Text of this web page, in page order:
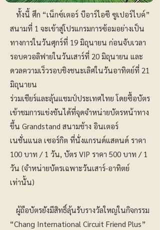
ทั้งนี้ ศึก “เน็กซ์เตอร์ บีอาร์ไอซี ซูเปอร์ไบค์”
สนามที่ 1 จะเข้าสู่โปรแกรมการซ้อมอย่างเป็น
ทางการในวันศุกร์ที่ 19 มิถุนายน ก่อนจับเวลา
รอบควอลิฟายในวันเสาร์ที่ 20 มิถุนายน และ
ดวลความเร็วรอบชิงชนะเลิศในวันอาทิตย์ที่ 21
มิถุนายน
ร่วมเชียร์และลุ้นแชมป์ประเทศไทย โดยซื้อบัตร
เข้าชมการแข่งขันได้ที่จุดจำหน่ายบัตรหน้าทาง
ขึ้น Grandstand สนามช้าง อินเตอร์
เนชั่นแนล เซอร์กิต ที่นั่งแกรนด์แสตนด์ ราคา
100 บาท / 1 วัน, บัตร VIP ราคา 500 บาท / 1
วัน (จำหน่ายบัตรเฉพาะวันเสาร์-อาทิตย์
เท่านั้น)
ผู้ถือบัตรยังมีสิทธิ์ลุ้นรับรางวัลใหญ่ในกิจกรรม
“Chang International Circuit Friend Plus”